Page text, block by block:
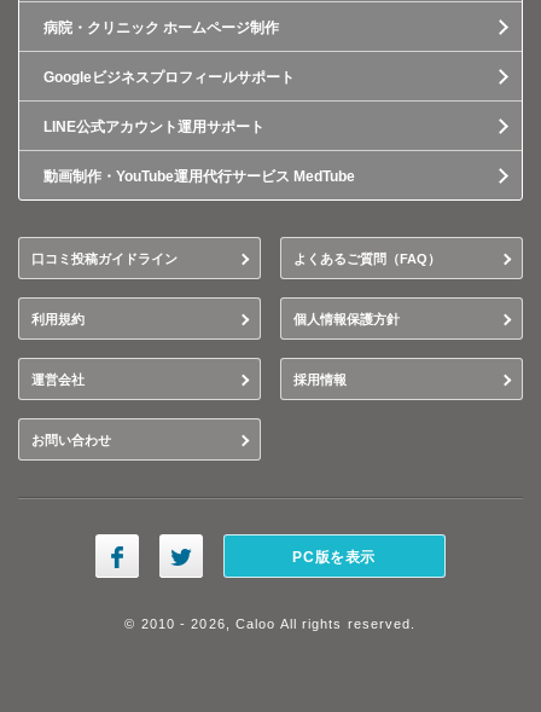
病院・クリニック ホームページ制作
Googleビジネスプロフィールサポート
LINE公式アカウント運用サポート
動画制作・YouTube運用代行サービス MedTube
口コミ投稿ガイドライン よくあるご質問（FAQ）
利用規約 個人情報保護方針
運営会社 採用情報
お問い合わせ
PC版を表示
© 2010 - 2026, Caloo All rights reserved.